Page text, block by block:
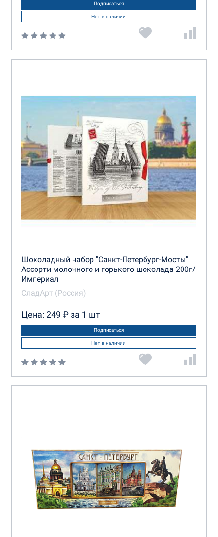
Подписаться
Нет в наличии
Шоколадный набор "Санкт-Петербург-Мосты"
Ассорти молочного и горького шоколада 200г/
Империал
СладАрт (Россия)
Цена: 249 ₽ за 1 шт
Подписаться
Нет в наличии